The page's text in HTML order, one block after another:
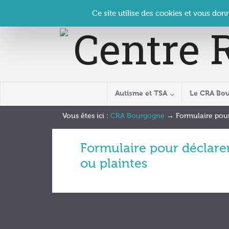
Contact Se connecter | CRA
Autisme et TSA Le CRA
Vous êtes ici : CRA Bourgogne → Formulaire
Formulaire pour
ou plaintes
Ce site utilise des cookies et vous